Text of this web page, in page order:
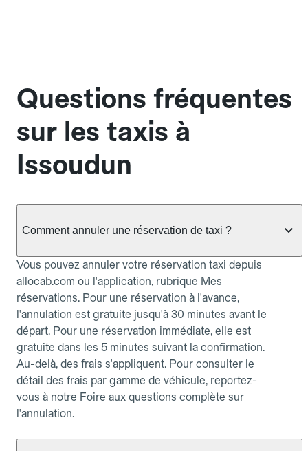
Questions fréquentes
sur les taxis à
Issoudun
Comment annuler une réservation de taxi ?
Vous pouvez annuler votre réservation taxi depuis
allocab.com ou l'application, rubrique Mes
réservations. Pour une réservation à l'avance,
l'annulation est gratuite jusqu'à 30 minutes avant le
départ. Pour une réservation immédiate, elle est
gratuite dans les 5 minutes suivant la confirmation.
Au-delà, des frais s'appliquent. Pour consulter le
détail des frais par gamme de véhicule, reportez-
vous à notre Foire aux questions complète sur
l'annulation.